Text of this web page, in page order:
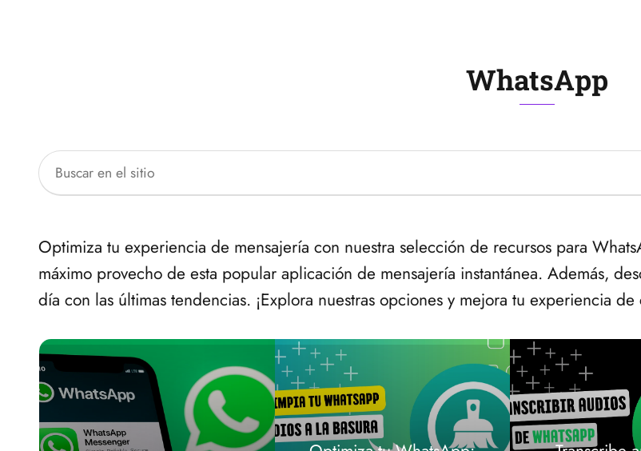
WhatsApp
Optimiza tu experiencia de mensajería con nuestra selección de recursos para
máximo provecho de esta popular aplicación de mensajería instantánea. Además,
día con las últimas tendencias. ¡Explora nuestras opciones y mejora tu experiencia